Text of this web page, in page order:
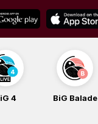
4 BiG Balade